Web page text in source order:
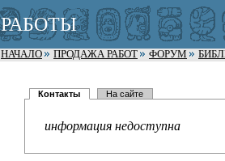
РАБОТЫ
НАЧАЛО ПРОДАЖА РАБОТ ФОРУМ
Контакты На сайте
информация недоступна